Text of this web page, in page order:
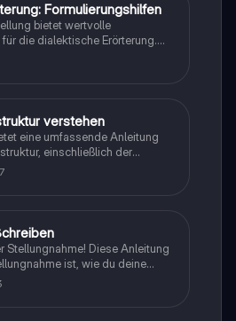
Formulierungshilfen
bietet wertvolle
die dialektische Erörterung.
zum Hauptteil,
und kritische
im Deutschunterricht
verstehen
eine umfassende Anleitung
einschließlich der
und der
Erfahren Sie, wie
im argumentativen
möchten.
Stellungnahme! Diese Anleitung
ist, wie du deine
und überzeugend formulierst und
solltest. Ideal für